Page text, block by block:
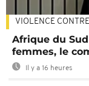
VIOLENCE
Afrique du
femmes, le
Il y a 16 heures